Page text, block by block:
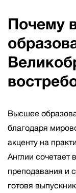
Почему
Высшее
благодаря
акценту на
Англии
преподавания и
готовя